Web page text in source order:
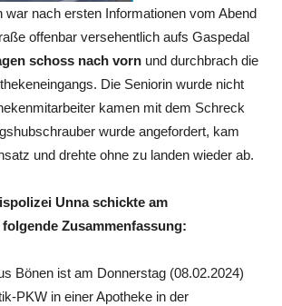
war nach ersten Informationen vom Abend
offenbar versehentlich aufs Gaspedal
schoss nach vorn und durchbrach die
Die Seniorin wurde nicht
kamen mit dem Schreck
wurde angefordert, kam
und drehte ohne zu landen wieder ab.
Unna schickte am
Zusammenfassung:
Bönen ist am Donnerstag (08.02.2024)
PKW in einer Apotheke in der